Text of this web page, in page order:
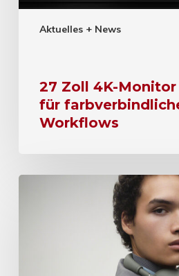
Aktuelles + News
27 Zoll 4K-Monitor
für
Workflows